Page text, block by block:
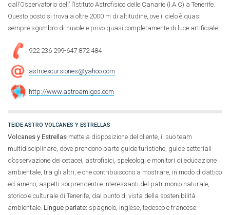
dall’Osservatorio dell’ l’Istituto Astrofisico delle Canarie (I.A.C) a Tenerife.
Questo posto si trova a oltre 2000 m di altitudine, ove il cielo è quasi
sempre sgombro di nuvole e privo quasi completamente di luce artificiale.
922 236 299-647 872 484
astroexcursiones@yahoo.com
http://www.astroamigos.com
TEIDE ASTRO VOLCANES Y ESTRELLAS
Volcanes y Estrellas mette a disposizione del cliente, il suo team
multidisciplinare, dove prendono parte guide turistiche, guide settoriali
d’osservazione dei cetacei, astrofisici, speleologi e monitori di educazione
ambientale, tra gli altri, e che contribuiscono a mostrare, in modo didattico
ed ameno, aspetti sorprendenti e interessanti del patrimonio naturale,
storico e culturale di Tenerife, dal punto di vista della sostenibilità
ambientale. Lingue parlate: spagnolo, inglese, tedesco e francese.